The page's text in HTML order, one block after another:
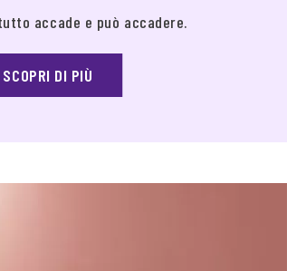
accade e può accadere.
SCOPRI DI PIÙ